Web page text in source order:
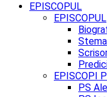
EPISCOPUL
EPISCOPUL
Stema
EPISCOPI
PS